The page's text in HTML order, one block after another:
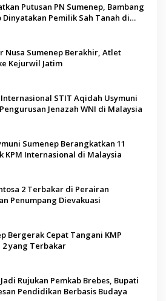
Putusan PN Sumenep, Bambang
Pemilik Sah Tanah di
Nusa Sumenep Berakhir, Atlet
Kejurwil Jatim
Internasional STIT Aqidah Usymuni
Jenazah WNI di Malaysia
Sumenep Berangkatkan 11
KPM Internasional di Malaysia
2 Terbakar di Perairan
Penumpang Dievakuasi
Bergerak Cepat Tangani KMP
yang Terbakar
Rujukan Pemkab Brebes, Bupati
Pendidikan Berbasis Budaya